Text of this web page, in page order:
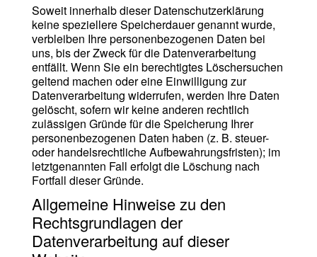
Soweit innerhalb dieser Datenschutzerklärung
keine speziellere Speicherdauer genannt wurde,
verbleiben Ihre personenbezogenen Daten bei
uns, bis der Zweck für die Datenverarbeitung
entfällt. Wenn Sie ein berechtigtes Löschersuchen
geltend machen oder eine Einwilligung zur
Datenverarbeitung widerrufen, werden Ihre Daten
gelöscht, sofern wir keine anderen rechtlich
zulässigen Gründe für die Speicherung Ihrer
personenbezogenen Daten haben (z. B. steuer-
oder handelsrechtliche Aufbewahrungsfristen); im
letztgenannten Fall erfolgt die Löschung nach
Fortfall dieser Gründe.
Allgemeine Hinweise zu den
Rechtsgrundlagen der
Datenverarbeitung auf dieser